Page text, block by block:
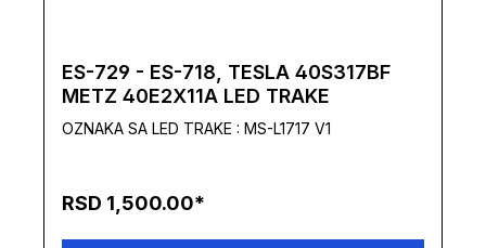
ES-729 - ES-718, TESLA 40S317BF
METZ 40E2X11A LED TRAKE
OZNAKA SA LED TRAKE : MS-L1717 V1
RSD 1,500.00*